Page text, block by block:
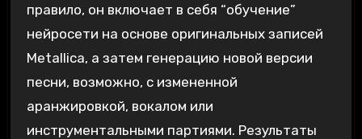
правило‚ он включает в себя “обучение”
нейросети на основе оригинальных записей
Metallica‚ а затем генерацию новой версии
песни‚ возможно‚ с измененной
аранжировкой‚ вокалом или
инструментальными партиями. Результаты